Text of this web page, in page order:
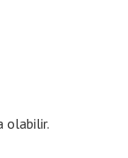
olabilir.